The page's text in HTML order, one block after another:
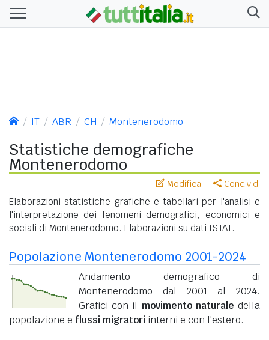
IT ABR CH Montenerodomo
Statistiche demografiche
Montenerodomo
Modifica Condividi
Elaborazioni statistiche grafiche e tabellari per l'analisi e
l'interpretazione dei fenomeni demografici, economici e
sociali di Montenerodomo. Elaborazioni su dati ISTAT.
Popolazione Montenerodomo 2001-2024
Andamento demografico di
Montenerodomo dal 2001 al 2024.
Grafici con il movimento naturale della
popolazione e flussi migratori interni e con l'estero.